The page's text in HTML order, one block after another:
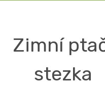
Zimní
stezka